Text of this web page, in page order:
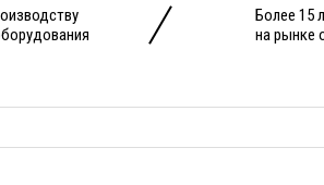
Более 15
на рынке